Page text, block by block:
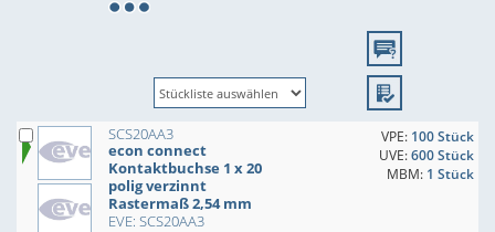
SCS20AA3
econ connect
Kontaktbuchse 1 x 20
polig verzinnt
Rastermaß 2,54 mm
EVE: SCS20AA3
VPE: 100 Stück
UVE:600 Stück
MBM: 1 Stück